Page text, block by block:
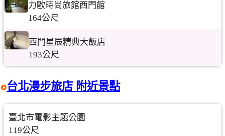
力歐時尚旅館西門館
164公尺
西門星辰精典大飯店
193公尺
台北漫步旅店 附近景點
臺北市電影主題公園
119公尺